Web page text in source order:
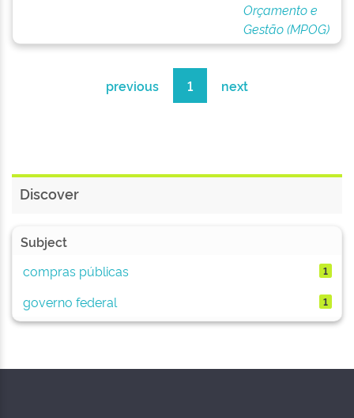
Orçamento e
Gestão (MPOG)
previous 1 next
Discover
Subject
compras públicas
1
governo federal 1